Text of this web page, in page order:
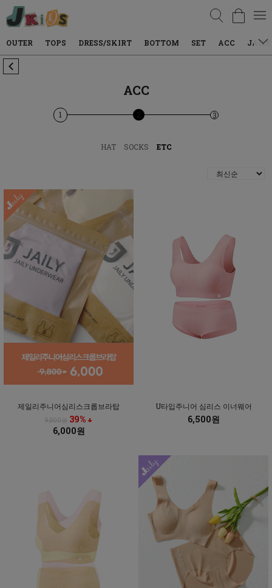
검색
OUTER TOPS DRESS/SKIRT BOTTOM SET ACC JAILY
ACC
1 3
HAT SOCKS ETC
제일리주니어심리스크롭브라탑
9,800원 39% ↓
6,000원
U타입주니어 심리스 이너웨어
6,500원